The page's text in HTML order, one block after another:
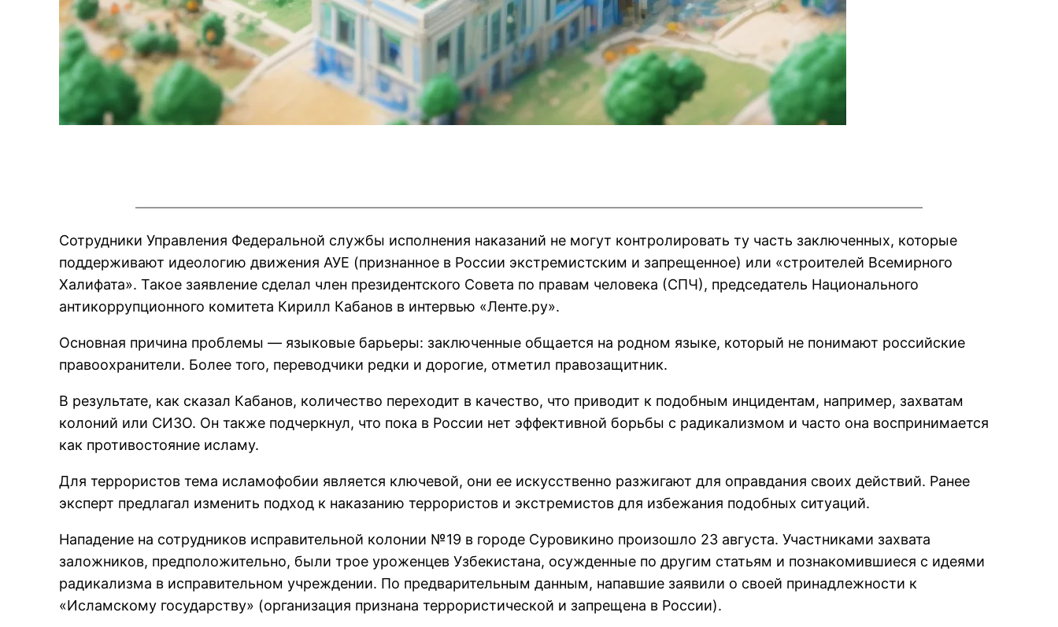
Сотрудники Управления Федеральной службы исполнения наказаний не могут контролировать ту часть заключенных, которые
поддерживают идеологию движения АУЕ (признанное в России экстремистским и запрещенное) или «строителей Всемирного
Халифата». Такое заявление сделал член президентского Совета по правам человека (СПЧ), председатель Национального
антикоррупционного комитета Кирилл Кабанов в интервью «Ленте.ру».
Основная причина проблемы — языковые барьеры: заключенные общается на родном языке, который не понимают российские
правоохранители. Более того, переводчики редки и дорогие, отметил правозащитник.
В результате, как сказал Кабанов, количество переходит в качество, что приводит к подобным инцидентам, например, захватам
колоний или СИЗО. Он также подчеркнул, что пока в России нет эффективной борьбы с радикализмом и часто она воспринимается
как противостояние исламу.
Для террористов тема исламофобии является ключевой, они ее искусственно разжигают для оправдания своих действий. Ранее
эксперт предлагал изменить подход к наказанию террористов и экстремистов для избежания подобных ситуаций.
Нападение на сотрудников исправительной колонии №19 в городе Суровикино произошло 23 августа. Участниками захвата
заложников, предположительно, были трое уроженцев Узбекистана, осужденные по другим статьям и познакомившиеся с идеями
радикализма в исправительном учреждении. По предварительным данным, напавшие заявили о своей принадлежности к
«Исламскому государству» (организация признана террористической и запрещена в России).